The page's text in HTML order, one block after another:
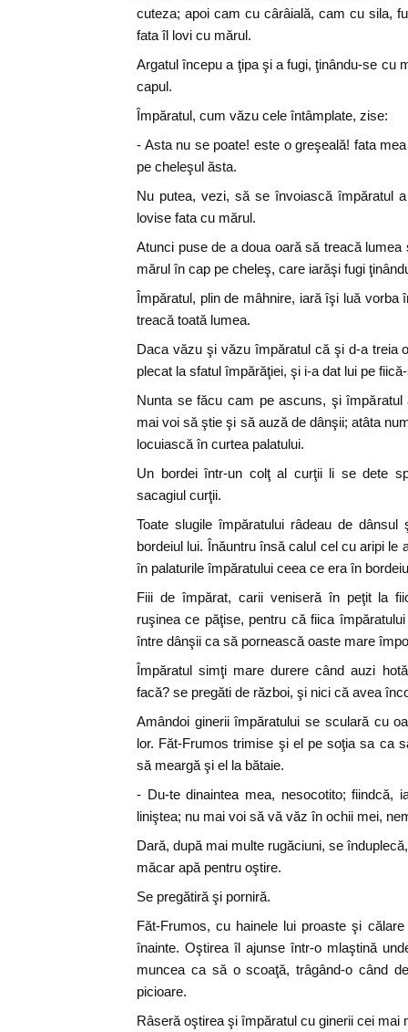
cuteza; apoi cam cu cârâială, cam cu sila,
fata îl lovi cu mărul.
Argatul începu a ţipa şi a fugi, ţinându-se cu
capul.
Împăratul, cum văzu cele întâmplate, zise:
- Asta nu se poate! este o greşeală! fata
pe cheleşul ăsta.
Nu putea, vezi, să se învoiască împăratul
lovise fata cu mărul.
Atunci puse de a doua oară să treacă
mărul în cap pe cheleş, care iarăşi fugi
Împăratul, plin de mâhnire, iară îşi luă vorba
treacă toată lumea.
Daca văzu şi văzu împăratul că şi d-a treia
plecat la sfatul împărăţiei, şi i-a dat lui pe
Nunta se făcu cam pe ascuns, şi
mai voi să ştie şi să auză de dânşii; atâta
locuiască în curtea palatului.
Un bordei într-un colţ al curţii li se dete
sacagiul curţii.
Toate slugile împăratului râdeau de
bordeiul lui. Înăuntru însă calul cel cu aripi le
în palaturile împăratului ceea ce era în
Fiii de împărat, carii veniseră în peţit la
ruşinea ce păţise, pentru că fiica
între dânşii ca să pornească oaste mare
Împăratul simţi mare durere când auzi
facă? se pregăti de război, şi nici că avea
Amândoi ginerii împăratului se sculară cu
lor. Făt-Frumos trimise şi el pe soţia sa ca
să meargă şi el la bătaie.
- Du-te dinaintea mea, nesocotito; fiindcă,
liniştea; nu mai voi să vă văz în ochii mei,
Dară, după mai multe rugăciuni, se
măcar apă pentru oştire.
Se pregătiră şi porniră.
Făt-Frumos, cu hainele lui proaste şi
înainte. Oştirea îl ajunse într-o mlaştină
muncea ca să o scoaţă, trâgând-o când
picioare.
Râseră oştirea şi împăratul cu ginerii cei mai